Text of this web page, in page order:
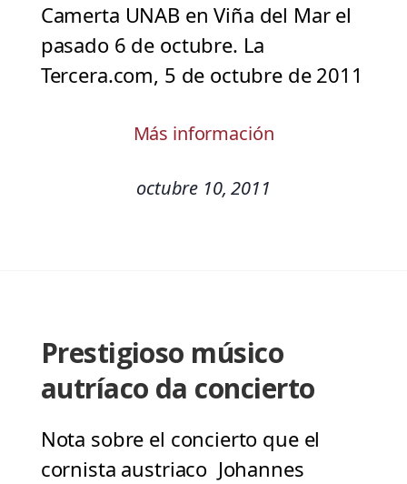
Camerta UNAB en Viña del Mar el
pasado 6 de octubre. La
Tercera.com, 5 de octubre de 2011
Más información
octubre 10, 2011
Prestigioso músico
autríaco da concierto
Nota sobre el concierto que el
cornista austriaco Johannes